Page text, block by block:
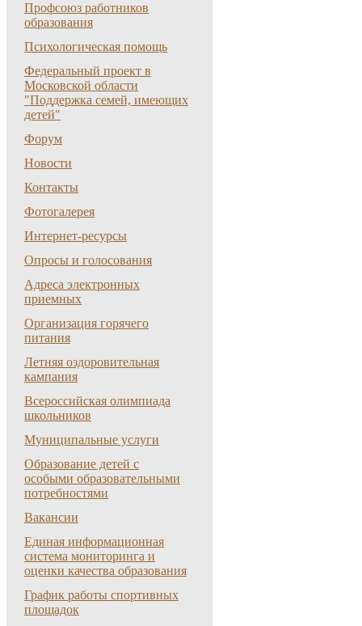
Профсоюз работников
образования
Психологическая помощь
Федеральный проект в
Московской области
"Поддержка семей, имеющих
детей"
Форум
Новости
Контакты
Фотогалерея
Интернет-ресурсы
Опросы и голосования
Адреса электронных
приемных
Организация горячего
питания
Летняя оздоровительная
кампания
Всероссийская олимпиада
школьников
Муниципальные услуги
Образование детей с
особыми образовательными
потребностями
Вакансии
Единая информационная
система мониторинга и
оценки качества образования
График работы спортивных
площадок